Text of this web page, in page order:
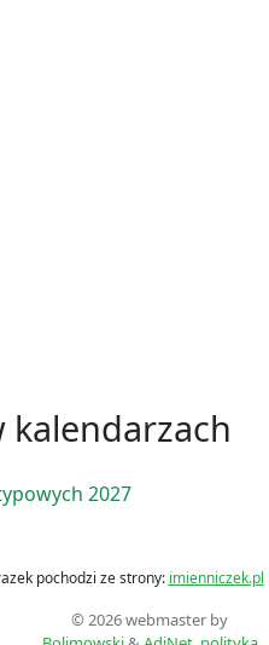
kalendarzach
2027
pochodzi ze strony: imienniczek.pl
© 2026 webmaster by